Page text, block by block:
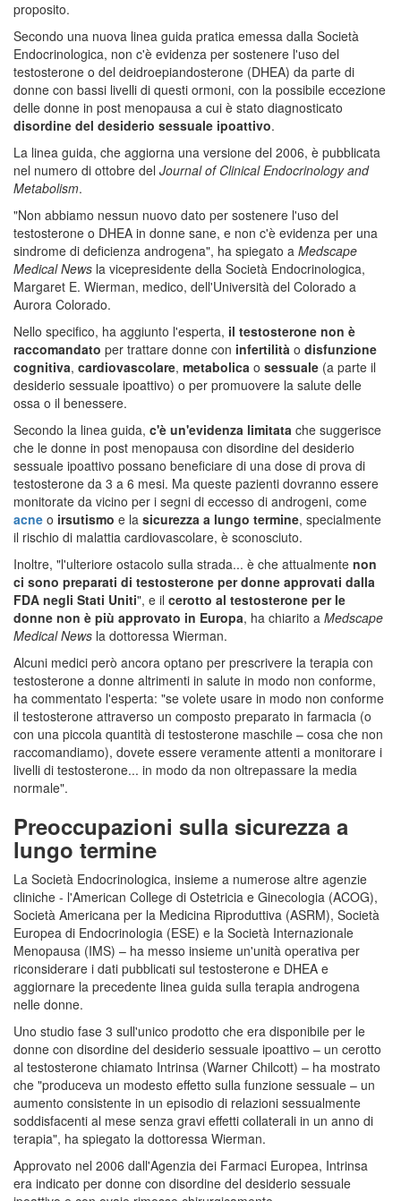
proposito.
Secondo una nuova linea guida pratica emessa dalla Società
Endocrinologica, non c'è evidenza per sostenere l'uso del
testosterone o del deidroepiandosterone (DHEA) da parte di
donne con bassi livelli di questi ormoni, con la possibile eccezione
delle donne in post menopausa a cui è stato diagnosticato
disordine del desiderio sessuale ipoattivo.
La linea guida, che aggiorna una versione del 2006, è pubblicata
nel numero di ottobre del Journal of Clinical Endocrinology and
Metabolism.
"Non abbiamo nessun nuovo dato per sostenere l'uso del
testosterone o DHEA in donne sane, e non c'è evidenza per una
sindrome di deficienza androgena", ha spiegato a Medscape
Medical News la vicepresidente della Società Endocrinologica,
Margaret E. Wierman, medico, dell'Università del Colorado a
Aurora Colorado.
Nello specifico, ha aggiunto l'esperta, il testosterone non è
raccomandato per trattare donne con infertilità o disfunzione
cognitiva, cardiovascolare, metabolica o sessuale (a parte il
desiderio sessuale ipoattivo) o per promuovere la salute delle
ossa o il benessere.
Secondo la linea guida, c'è un'evidenza limitata che suggerisce
che le donne in post menopausa con disordine del desiderio
sessuale ipoattivo possano beneficiare di una dose di prova di
testosterone da 3 a 6 mesi. Ma queste pazienti dovranno essere
monitorate da vicino per i segni di eccesso di androgeni, come
acne o irsutismo e la sicurezza a lungo termine, specialmente
il rischio di malattia cardiovascolare, è sconosciuto.
Inoltre, "l'ulteriore ostacolo sulla strada... è che attualmente non
ci sono preparati di testosterone per donne approvati dalla
FDA negli Stati Uniti", e il cerotto al testosterone per le
donne non è più approvato in Europa, ha chiarito a Medscape
Medical News la dottoressa Wierman.
Alcuni medici però ancora optano per prescrivere la terapia con
testosterone a donne altrimenti in salute in modo non conforme,
ha commentato l'esperta: "se volete usare in modo non conforme
il testosterone attraverso un composto preparato in farmacia (o
con una piccola quantità di testosterone maschile – cosa che non
raccomandiamo), dovete essere veramente attenti a monitorare i
livelli di testosterone... in modo da non oltrepassare la media
normale".
Preoccupazioni sulla sicurezza a
lungo termine
La Società Endocrinologica, insieme a numerose altre agenzie
cliniche - l'American College di Ostetricia e Ginecologia (ACOG),
Società Americana per la Medicina Riproduttiva (ASRM), Società
Europea di Endocrinologia (ESE) e la Società Internazionale
Menopausa (IMS) – ha messo insieme un'unità operativa per
riconsiderare i dati pubblicati sul testosterone e DHEA e
aggiornare la precedente linea guida sulla terapia androgena
nelle donne.
Uno studio fase 3 sull'unico prodotto che era disponibile per le
donne con disordine del desiderio sessuale ipoattivo – un cerotto
al testosterone chiamato Intrinsa (Warner Chilcott) – ha mostrato
che "produceva un modesto effetto sulla funzione sessuale – un
aumento consistente in un episodio di relazioni sessualmente
soddisfacenti al mese senza gravi effetti collaterali in un anno di
terapia", ha spiegato la dottoressa Wierman.
Approvato nel 2006 dall'Agenzia dei Farmaci Europea, Intrinsa
era indicato per donne con disordine del desiderio sessuale